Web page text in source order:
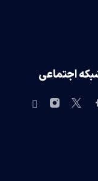
اجتماعی